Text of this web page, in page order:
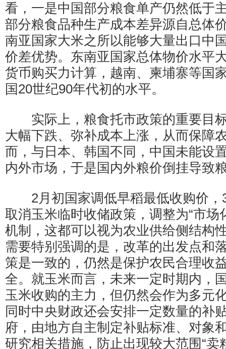
看，一是中国部分粮食单产仍然低于
部分粮食品种生产成本差异源自总体
南亚国家大米之所以能够大量出口中
价差优势。东南亚国家总体物价水平
货币购买力计算，越南、柬埔寨等国
国20世纪90年代初的水平。
实际上，粮食托市政策的重要目
大幅下跌、弥补成本上涨，从而保障
而，与日本、韩国不同，中国未能设
内外市场，于是国内外粮价倒挂导致
2月初国家调低早稻最低收购价，
取消玉米临时收储政策，调整为“市场
机制，这都可以视为农业供给侧结构
需要特别强调的是，改革的出发点和
策是一致的，仍然是保护农民合理收
全。就玉米而言，未来一定时期内，
玉米收购的主力，但仍然会作为多元
同时中央财政还会安排一定数量的补
府，由地方自主制定补贴标准、对象
研究相关措施，防止出现较大范围“卖